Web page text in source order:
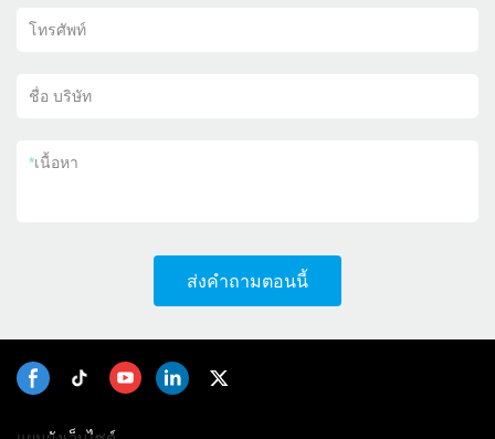
โทรศัพท์
ชื่อ บริษัท
*เนื้อหา
ส่งคำถามตอนนี้